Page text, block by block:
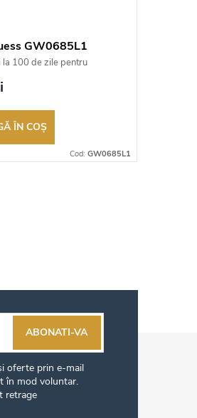
GW0685L1
la 100 de zile pentru
bunurilor. Vânzător
ÎN COŞ
Cod: GW0685L1
oferte prin e-mail
în mod voluntar.
retrage
ABONATI-VA